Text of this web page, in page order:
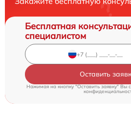
Бесплатная
специалистом
Оставить
Нажимая на кнопку "Оставить заявку" Вы